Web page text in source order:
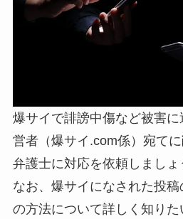
爆サイで誹謗中傷など被害
営者（爆サイ.com係）宛てに
弁護士に対応を依頼しましょ
なお、爆サイになされた投
の方法について詳しく知り